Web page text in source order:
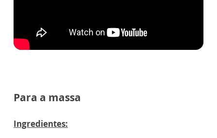
Para a massa
Ingredientes: